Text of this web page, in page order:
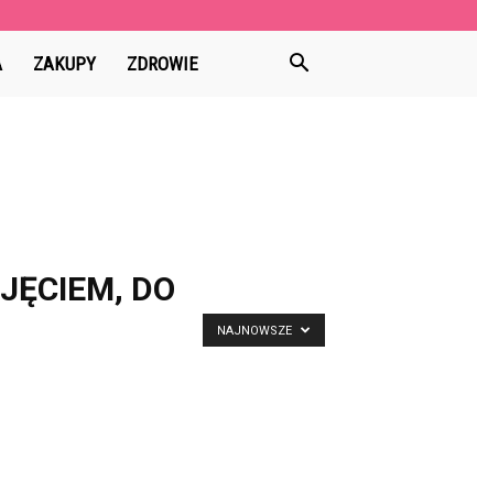
ZAKUPY ZDROWIE
DO
NAJNOWSZE